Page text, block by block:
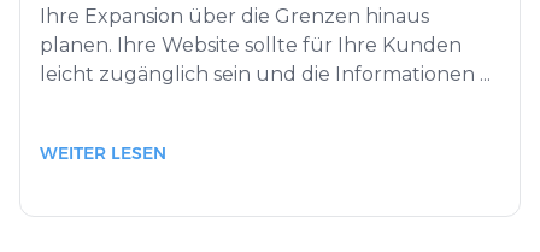
Ihre Expansion über die Grenzen hinaus
planen. Ihre Website sollte für Ihre Kunden
leicht zugänglich sein und die Informationen ...
WEITER LESEN